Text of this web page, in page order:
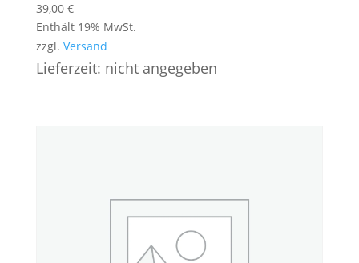
39,00 €
Enthält 19% MwSt.
zzgl. Versand
Lieferzeit: nicht angegeben